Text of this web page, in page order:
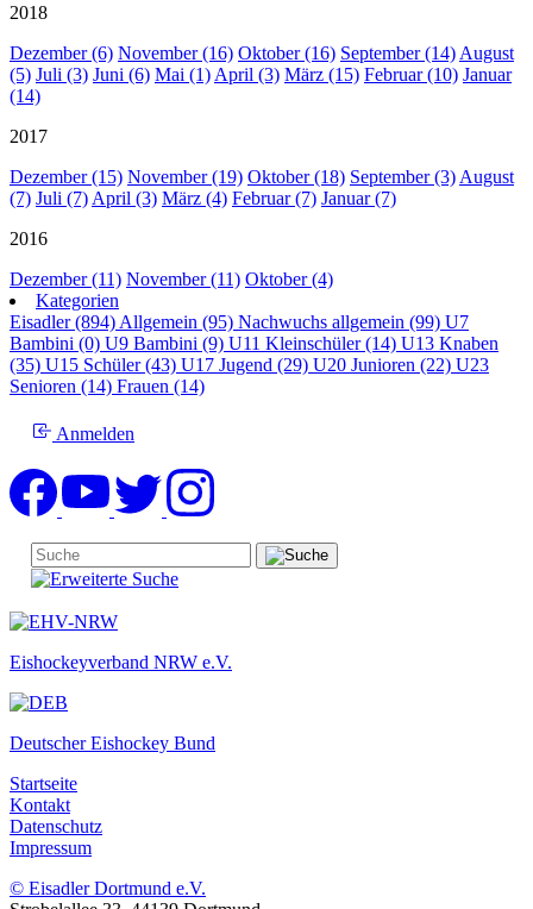
2018
Dezember (6) November (16) Oktober (16) September (14) August
(5) Juli (3) Juni (6) Mai (1) April (3) März (15) Februar (10) Januar
(14)
2017
Dezember (15) November (19) Oktober (18) September (3) August
(7) Juli (7) April (3) März (4) Februar (7) Januar (7)
2016
Dezember (11) November (11) Oktober (4)
Kategorien
Eisadler (894) Allgemein (95) Nachwuchs allgemein (99) U7
Bambini (0) U9 Bambini (9) U11 Kleinschüler (14) U13 Knaben
(35) U15 Schüler (43) U17 Jugend (29) U20 Junioren (22) U23
Senioren (14) Frauen (14)
Anmelden
Eishockeyverband NRW e.V.
Deutscher Eishockey Bund
Startseite
Kontakt
Datenschutz
Impressum
© Eisadler Dortmund e.V.